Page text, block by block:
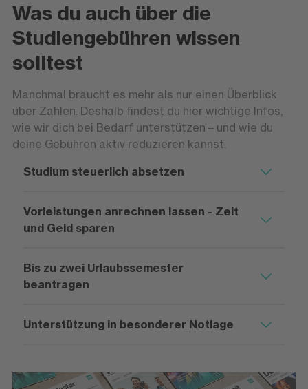
Was du auch über die
Studiengebühren wissen
solltest
Manchmal braucht es mehr als nur einen Überblick
über Zahlen. Deshalb findest du hier wichtige Infos,
wie wir dich bei Bedarf unterstützen – und wie du
deine Gebühren aktiv reduzieren kannst.
Studium steuerlich absetzen
Vorleistungen anrechnen lassen - Zeit
und Geld sparen
Bis zu zwei Urlaubssemester
beantragen
Unterstützung in besonderer Notlage